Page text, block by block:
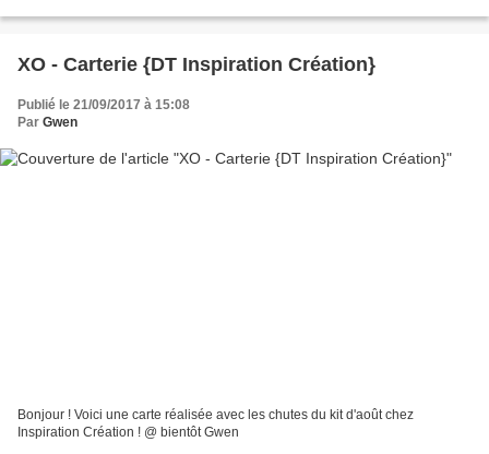
XO - Carterie {DT Inspiration Création}
Publié le 21/09/2017 à 15:08
Par Gwen
Bonjour ! Voici une carte réalisée avec les chutes du kit d'août chez
Inspiration Création ! @ bientôt Gwen